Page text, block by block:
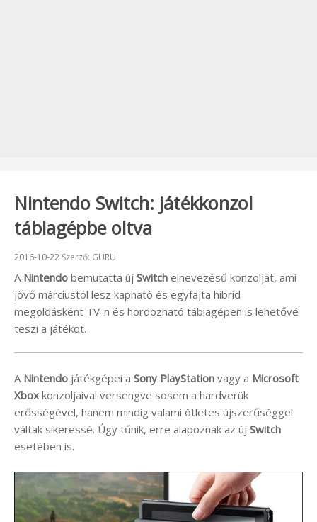
Nintendo Switch: játékkonzol
táblagépbe oltva
Beküldve:
2016-10-22 Szerző: GURU
A Nintendo bemutatta új Switch elnevezésű konzolját, ami
jövő márciustól lesz kapható és egyfajta hibrid
megoldásként TV-n és hordozható táblagépen is lehetővé
teszi a játékot.
A Nintendo játékgépei a Sony PlayStation vagy a Microsoft
Xbox konzoljaival versengve sosem a hardverük
erősségével, hanem mindig valami ötletes újszerűséggel
váltak sikeressé. Úgy tűnik, erre alapoznak az új Switch
esetében is.